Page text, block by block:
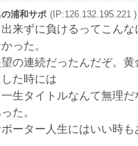
浦和サポ (IP:126.132.195.221 )
出来ずに負けるってこん
った。
の連続だったんだぞ。黄
た時には
一生タイトルなんて無理
た。
ーター人生にはいい時も